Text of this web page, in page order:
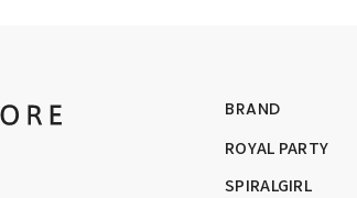
BRAND
ROYAL PARTY
SPIRALGIRL